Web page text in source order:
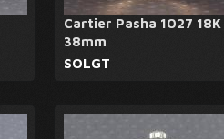
Cartier Pasha 1027 18K
38mm
SOLGT